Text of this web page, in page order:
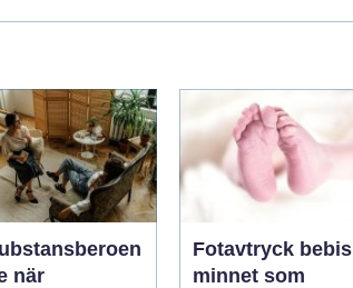
Fotavtryck bebis
minnet som